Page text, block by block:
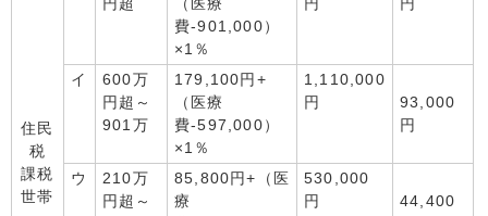
住民
税
課税
世帯
円超
（医療
費-901,000）
×1％
円
円
イ
600万
円超～
901万
179,100円+
（医療
費-597,000）
×1％
1,110,000
円
93,000
円
ウ
210万
円超～
85,800円+（医
療
530,000
円
44,400